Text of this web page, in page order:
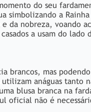
do seu
simbolizando a
da nobreza, voando
a usam do
brancos, mas
anáguas tanto
blusa branca na
oficial não é